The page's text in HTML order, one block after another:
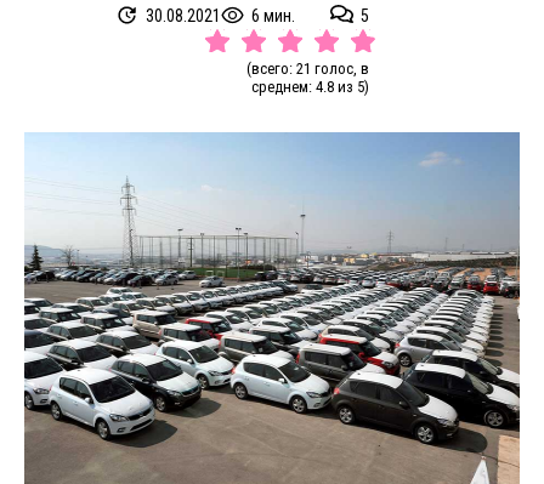
30.08.2021
6 мин.
5
(всего: 21 голос, в
среднем: 4.8 из 5)